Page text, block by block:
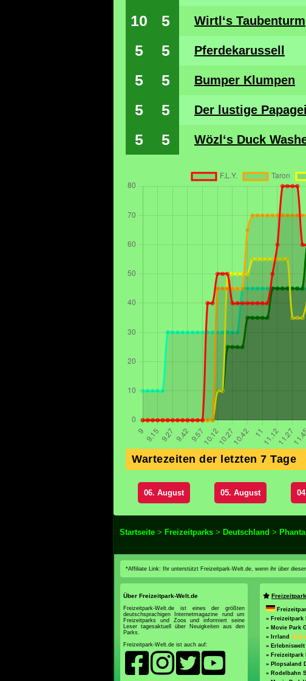
10 5 Wirtl‘s Taubenturm
5 5 Pferdekarussell
5 5 Bumper Klumpen
5 5 Der lustige Papagei
5 5 Wözl‘s Duck
Wartezeiten der letzten 7 Tage
06. August 05. August
Startseite > Freizeitparks > Deutschland >
*Affiliate Link: Ihr unterstützt Freizeitpark-Welt.de, wenn ihr über
Über Freizeitpark-Welt.de
Freizeitpark-Welt.de ist eines der größten
deutschsprachigen Internetmagazine rund um
Freizeitparks und Zoos und informiert seine
Leser tagesaktuell über Neuigkeiten aus den
Parks.
Freizeitpark-Welt.de ist auch auf:
» Freizeitpark
» Movie Park
» Irrland
» Erlebniswelt
» Freizeitpark
» Plopsaland
» Rodelbahn